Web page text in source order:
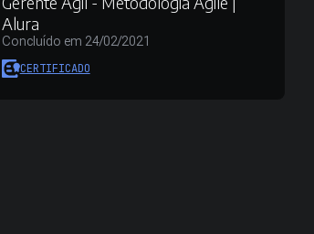
Alura
Concluído em 24/02/2021
CERTIFICADO